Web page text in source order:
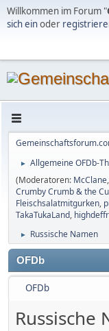
Willkommen im Forum "
sich einoder
►
Allgemeine OFDb-
(Moderatoren: McClane,
Crumby Crumb & the
Fleischsalatmitgurken,
TakaTukaLand,
► Russische Namen
OFDb
OFDb
Russische